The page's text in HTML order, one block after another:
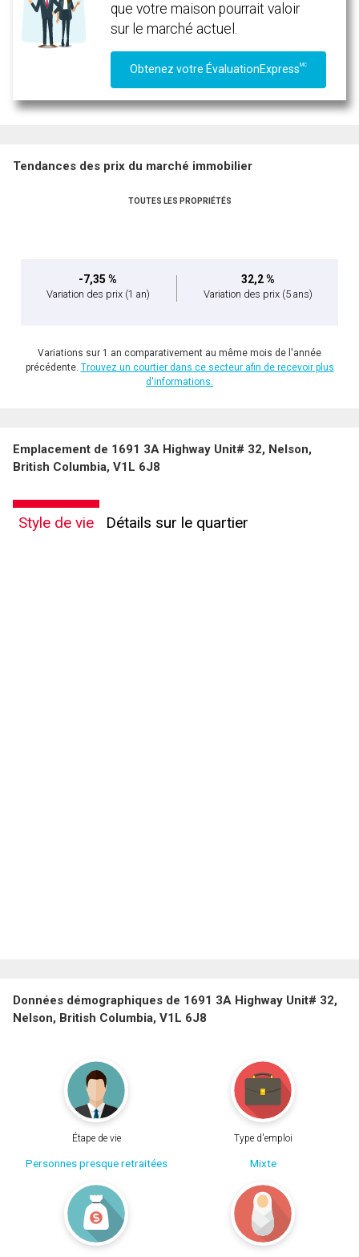
que votre maison pourrait valoir
sur le marché actuel.
Obtenez votre ÉvaluationExpressMC
Tendances des prix du marché immobilier
TOUTES LES PROPRIÉTÉS
-7,35 %
Variation des prix (1 an)
32,2 %
Variation des prix (5 ans)
Variations sur 1 an comparativement au même mois de l'année
précédente. Trouvez un courtier dans ce secteur afin de recevoir plus
d'informations.
Emplacement de 1691 3A Highway Unit# 32, Nelson,
British Columbia, V1L 6J8
Style de vie Détails sur le quartier
Données démographiques de 1691 3A Highway Unit# 32,
Nelson, British Columbia, V1L 6J8
Étape de vie
Personnes presque retraitées
Type d'emploi
Mixte